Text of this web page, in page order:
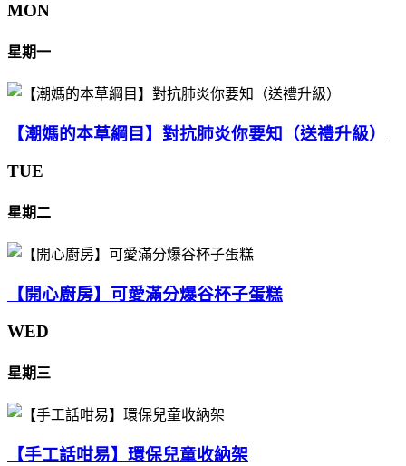
MON
星期一
【潮媽的本草綱目】對抗肺炎你要知（送禮升級）
TUE
星期二
【開心廚房】可愛滿分爆谷杯子蛋糕
WED
星期三
【手工話咁易】環保兒童收納架